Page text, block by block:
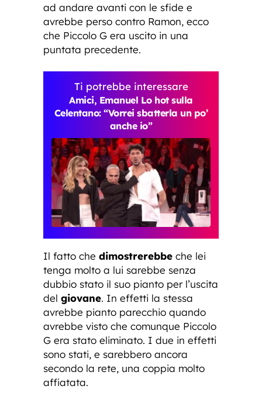
ad andare avanti con le sfide e
avrebbe perso contro Ramon, ecco
che Piccolo G era uscito in una
puntata precedente.
Ti potrebbe interessare
Amici, Emanuel Lo hot sulla
Celentano: “Vorrei sbatterla un po’
anche io”
Il fatto che dimostrerebbe che lei
tenga molto a lui sarebbe senza
dubbio stato il suo pianto per l’uscita
del giovane. In effetti la stessa
avrebbe pianto parecchio quando
avrebbe visto che comunque Piccolo
G era stato eliminato. I due in effetti
sono stati, e sarebbero ancora
secondo la rete, una coppia molto
affiatata.